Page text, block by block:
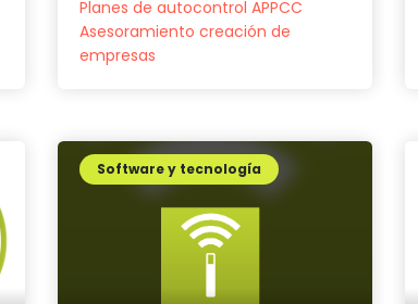
Planes de autocontrol APPCC
Asesoramiento creación de
empresas
Software y tecnología